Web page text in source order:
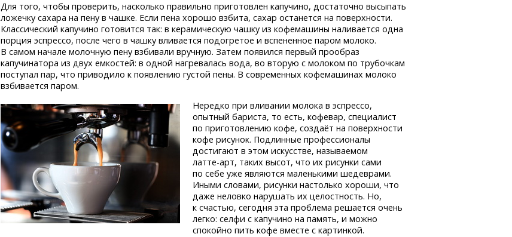
Для того, чтобы проверить, насколько правильно приготовлен капучино, достаточно высыпать
ложечку сахара на пену в чашке. Если пена хорошо взбита, сахар останется на поверхности.
Классический капучино готовится так: в керамическую чашку из кофемашины наливается одна
порция эспрессо, после чего в чашку вливается подогретое и вспененное паром молоко.
В самом начале молочную пену взбивали вручную. Затем появился первый прообраз
капучинатора из двух емкостей: в одной нагревалась вода, во вторую с молоком по трубочкам
поступал пар, что приводило к появлению густой пены. В современных кофемашинах молоко
взбивается паром.
Нередко при вливании молока в эспрессо,
опытный бариста, то есть, кофевар, специалист
по приготовлению кофе, создаёт на поверхности
кофе рисунок. Подлинные профессионалы
достигают в этом искусстве, называемом
латте-арт, таких высот, что их рисунки сами
по себе уже являются маленькими шедеврами.
Иными словами, рисунки настолько хороши, что
даже неловко нарушать их целостность. Но,
к счастью, сегодня эта проблема решается очень
легко: селфи с капучино на память, и можно
спокойно пить кофе вместе с картинкой.